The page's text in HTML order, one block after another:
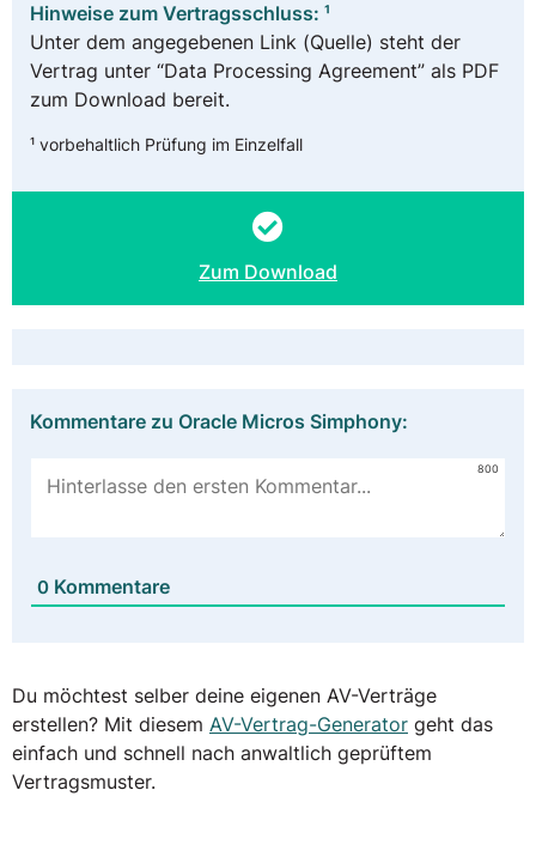
Hinweise zum Vertragsschluss: ¹
Unter dem angegebenen Link (Quelle) steht der
Vertrag unter “Data Processing Agreement” als PDF
zum Download bereit.
¹ vorbehaltlich Prüfung im Einzelfall
Zum Download
Kommentare zu Oracle Micros Simphony:
800
0 Kommentare
Du möchtest selber deine eigenen AV-Verträge
erstellen? Mit diesem AV-Vertrag-Generator geht das
einfach und schnell nach anwaltlich geprüftem
Vertragsmuster.